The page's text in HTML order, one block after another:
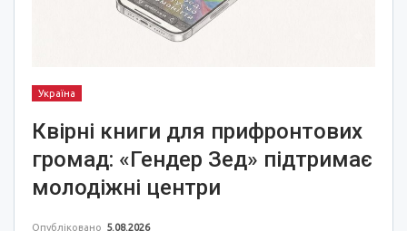
Україна
Квірні книги для прифронтових
громад: «Гендер Зед» підтримає
молодіжні центри
Опубліковано 5.08.2026